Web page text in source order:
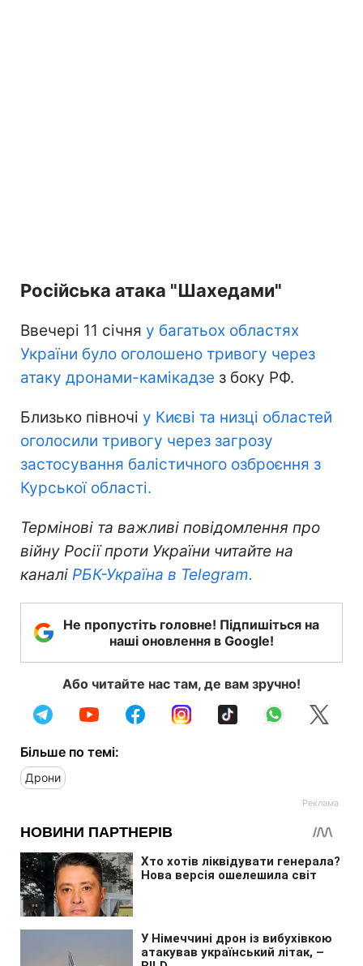
Російська атака "Шахедами"
Ввечері 11 січня у багатьох областях
України було оголошено тривогу через
атаку дронами-камікадзе з боку РФ.
Близько півночі у Києві та низці областей
оголосили тривогу через загрозу
застосування балістичного озброєння з
Курської області.
Термінові та важливі повідомлення про
війну Росії проти України читайте на
каналі РБК-Україна в Telegram.
Не пропустіть головне! Підпишіться на
наші оновлення в Google!
Або читайте нас там, де вам зручно!
Більше по темі:
Дрони